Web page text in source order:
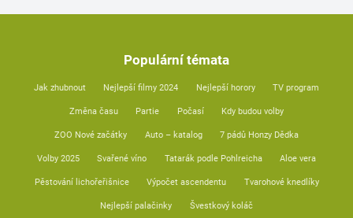
Populární témata
Jak zhubnout Nejlepší filmy 2024 Nejlepší horory TV program
Změna času Partie Počasí Kdy budou volby
ZOO Nové začátky Auto – katalog 7 pádů Honzy Dědka
Volby 2025 Svařené víno Tatarák podle Pohlreicha Aloe vera
Pěstování lichořeřišnice Výpočet ascendentu Tvarohové knedlíky
Nejlepší palačinky Švestkový koláč